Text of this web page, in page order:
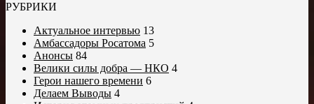
РУБРИКИ
Актуальное интервью 13
Амбассадоры Росатома 5
Анонсы 84
Велики силы добра — НКО 4
Герои нашего времени 6
Делаем Выводы 4